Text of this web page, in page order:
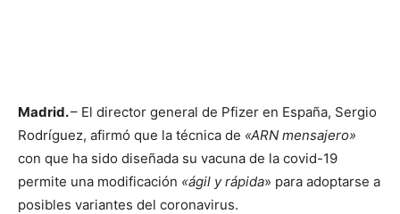
Madrid.– El director general de Pfizer en España, Sergio
Rodríguez, afirmó que la técnica de «ARN mensajero»
con que ha sido diseñada su vacuna de la covid-19
permite una modificación «ágil y rápida» para adoptarse a
posibles variantes del coronavirus.